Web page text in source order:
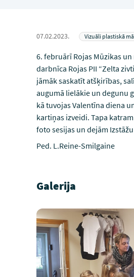
07.02.2023. Vizuāli plastiskā
6. februārī Rojas Mūzikas
darbnīca Rojas PII “Zelta
jāmāk saskatīt atšķirības,
augumā lielākie un degunu
kā tuvojas Valentīna diena
kartiņas izveidi. Tapa
foto sesijas un dejām
Ped. L.Reine-Smilgaine
Galerija